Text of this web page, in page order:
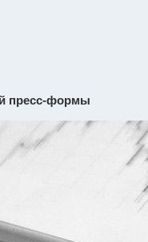
пресс-формы